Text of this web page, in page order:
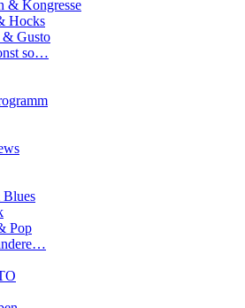
& Kongresse
Hocks
& Gusto
so…
Blues
Pop